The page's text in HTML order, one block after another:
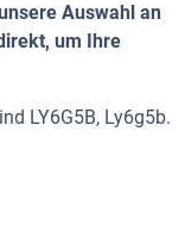
Auswahl an
um Ihre
LY6G5B, Ly6g5b.